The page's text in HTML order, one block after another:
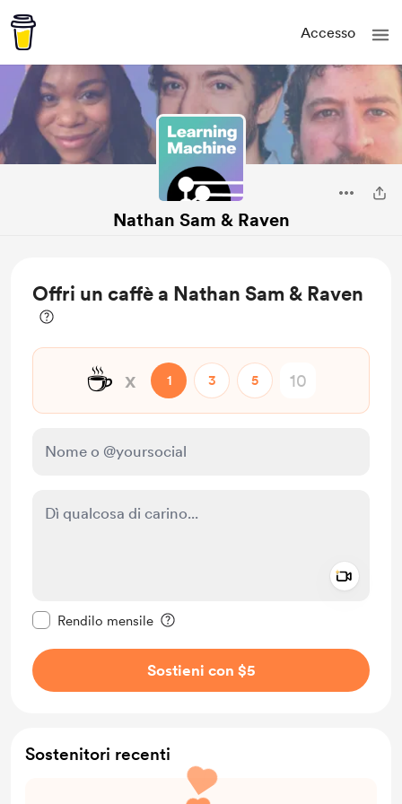
Accesso
Nathan Sam & Raven
Offri un caffè a Nathan Sam & Raven
☕ x 1 3 5
Rendilo mensile
Sostieni con $5
Sostenitori recenti